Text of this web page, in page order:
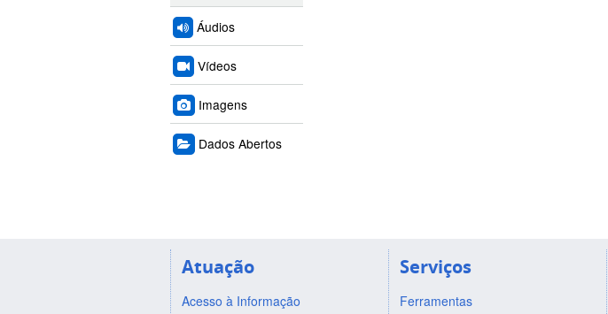
Áudios
Vídeos
Imagens
Dados Abertos
Atuação
Acesso à Informação
Serviços
Ferramentas